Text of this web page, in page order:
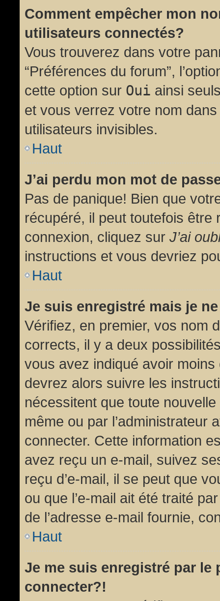
Comment empêcher mon
utilisateurs connectés?
Vous trouverez dans votre
“Préférences du forum”,
cette option sur Oui ainsi
et vous verrez votre nom
utilisateurs invisibles.
Haut
J’ai perdu mon mot de
Pas de panique! Bien que
récupéré, il peut toutefois être
connexion, cliquez sur J’ai
instructions et vous devriez
Haut
Je suis enregistré mais je
Vérifiez, en premier, vos nom
corrects, il y a deux
vous avez indiqué avoir
devrez alors suivre les
nécessitent que toute
même ou par l’administrateur
connecter. Cette information
avez reçu un e-mail, suivez
reçu d’e-mail, il se peut que
ou que l’e-mail ait été traité
de l’adresse e-mail fournie,
Haut
Je me suis enregistré par le
connecter?!